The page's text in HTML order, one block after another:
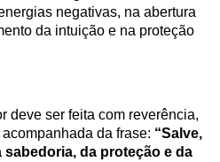
negativas, na abertura
da intuição e na proteção
deve ser feita com reverência,
da frase: “Salve,
da proteção e da